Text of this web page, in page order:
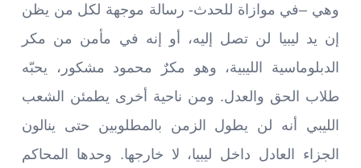
وهي –في موازاة للحدث- رسالة موجهة لكل من يظن
إن يد ليبيا لن تصل إليه، أو إنه في مأمن من مكر
الدبلوماسية الليبية، وهو مكرٌ محمود مشكور، يحبّه
طلاب الحق والعدل. ومن ناحية أخرى يطمئن الشعب
الليبي أنه لن يطول الزمن بالمطلوبين حتى ينالون
الجزاء العادل داخل ليبيا، لا خارجها. وحدها المحاكم